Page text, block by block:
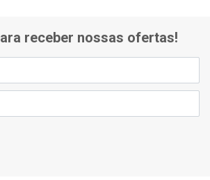
receber nossas ofertas!